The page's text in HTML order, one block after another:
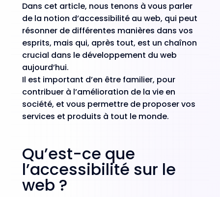
Dans cet article, nous tenons à vous parler
de la notion d’accessibilité au web, qui peut
résonner de différentes manières dans vos
esprits, mais qui, après tout, est un chaînon
crucial dans le développement du web
aujourd’hui.
Il est important d’en être familier, pour
contribuer à l’amélioration de la vie en
société, et vous permettre de proposer vos
services et produits à tout le monde.
Qu’est-ce que
l’accessibilité sur le
web ?